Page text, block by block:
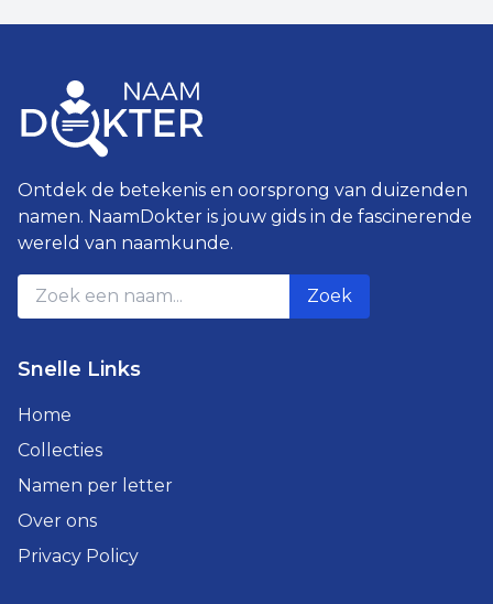
Ontdek de betekenis en oorsprong van duizenden
namen. NaamDokter is jouw gids in de fascinerende
wereld van naamkunde.
Zoek
Snelle Links
Home
Collecties
Namen per letter
Over ons
Privacy Policy